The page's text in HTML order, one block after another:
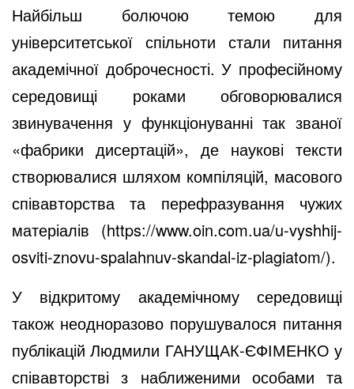
Найбільш болючою темою для
університетської спільноти стали питання
академічної доброчесності. У професійному
середовищі роками обговорювалися
звинувачення у функціонуванні так званої
«фабрики дисертацій», де наукові тексти
створювалися шляхом компіляцій, масового
співавторства та перефразування чужих
матеріалів (https://www.oin.com.ua/u-vyshhij-
osviti-znovu-spalahnuv-skandal-iz-plagiatom/).
У відкритому академічному середовищі
також неодноразово порушувалося питання
публікацій Людмили ГАНУЩАК-ЄФІМЕНКО у
співавторстві з наближеними особами та